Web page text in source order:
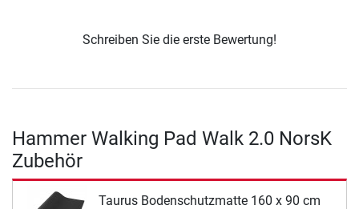
Schreiben Sie die erste Bewertung!
Hammer Walking Pad Walk 2.0 NorsK
Zubehör
Taurus Bodenschutzmatte 160 x 90 cm